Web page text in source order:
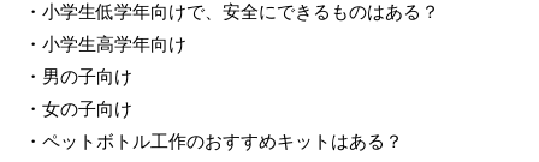
・小学生低学年向けで、安全にできるものはある？
・小学生高学年向け
・男の子向け
・女の子向け
・ペットボトル工作のおすすめキットはある？